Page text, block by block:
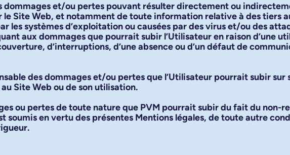
dommages et/ou pertes pouvant résulter directement ou
le Site Web, et notamment de toute information relative à des tiers
les systèmes d’exploitation ou causées par des virus et/ou des
aux dommages que pourrait subir l’Utilisateur en raison d’une
d’interruptions, d’une absence ou d’un défaut de
des dommages et/ou pertes que l’Utilisateur pourrait subir sur
Site Web ou de son utilisation.
ou pertes de toute nature que PVM pourrait subir du fait du non-
soumis en vertu des présentes Mentions légales, de toute autre